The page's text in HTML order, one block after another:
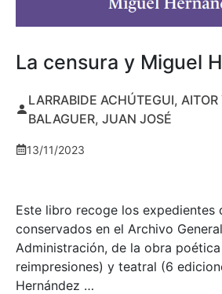
La censura y Miguel
LARRABIDE ACHÚTEGUI,
BALAGUER, JUAN JOSÉ
13/11/2023
Este libro recoge los expedientes
conservados en el Archivo
Administración, de la obra
reimpresiones) y teatral (6
Hernández …